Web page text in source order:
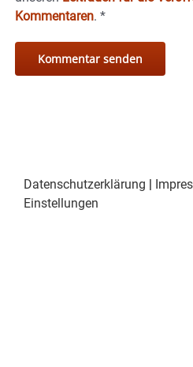
Kommentaren. *
Datenschutzerklärung
Einstellungen